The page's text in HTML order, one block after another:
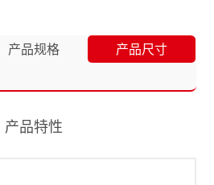
产品规格
产品尺寸
产品特性